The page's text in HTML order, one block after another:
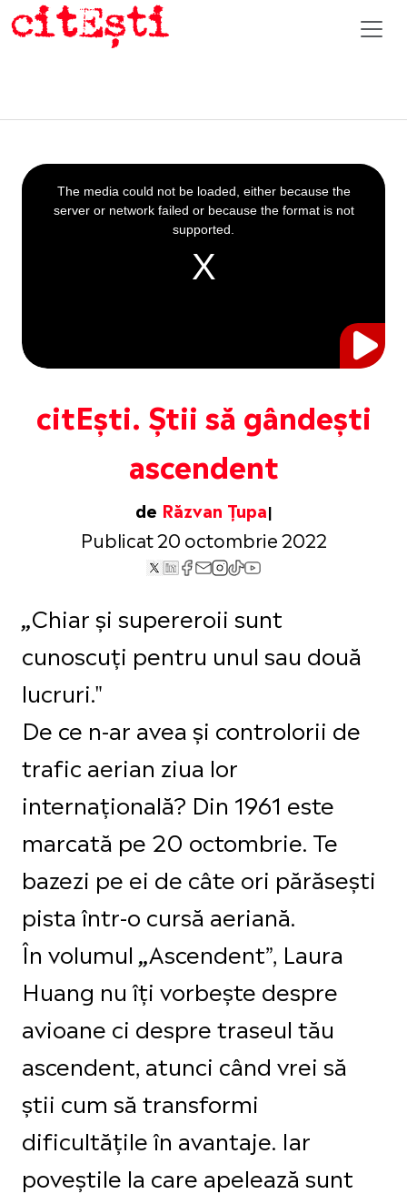
citEști. Știi să gândești
ascendent
de Răzvan Țupa
Publicat 20 octombrie 2022
This
is
a
The media could not be loaded, either because the
server or network failed or because the format is not
supported.
„Chiar și supereroii sunt
cunoscuți pentru unul sau două
lucruri."
De ce n-ar avea și controlorii de
trafic aerian ziua lor
internațională? Din 1961 este
marcată pe 20 octombrie. Te
bazezi pe ei de câte ori părăsești
pista într-o cursă aeriană.
În volumul „Ascendent”, Laura
Huang nu îți vorbește despre
avioane ci despre traseul tău
ascendent, atunci când vrei să
știi cum să transformi
dificultățile în avantaje. Iar
poveștile la care apelează sunt